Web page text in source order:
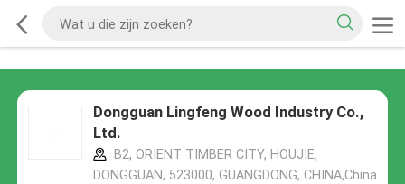
Dongguan Lingfeng Wood Industry Co.,
Ltd.
B2, ORIENT TIMBER CITY, HOUJIE,
DONGGUAN, 523000, GUANGDONG, CHINA,China